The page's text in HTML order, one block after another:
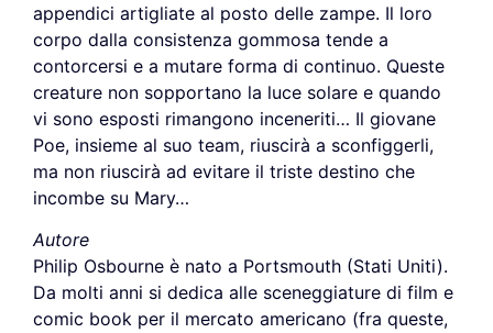
appendici artigliate al posto delle zampe. Il loro
corpo dalla consistenza gommosa tende a
contorcersi e a mutare forma di continuo. Queste
creature non sopportano la luce solare e quando
vi sono esposti rimangono inceneriti… Il giovane
Poe, insieme al suo team, riuscirà a sconfiggerli,
ma non riuscirà ad evitare il triste destino che
incombe su Mary…
Autore
Philip Osbourne è nato a Portsmouth (Stati Uniti).
Da molti anni si dedica alle sceneggiature di film e
comic book per il mercato americano (fra queste,